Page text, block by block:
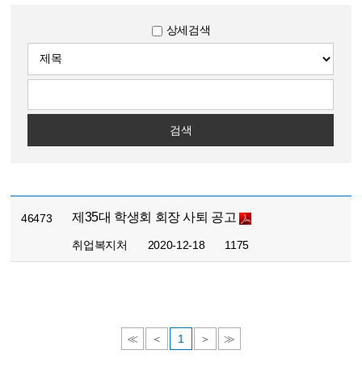
상세검색
검색
46473 제35대 학생회 회장 사퇴 공고
취업복지처 2020-12-18 1175
≪ ＜ 1 ＞ ≫